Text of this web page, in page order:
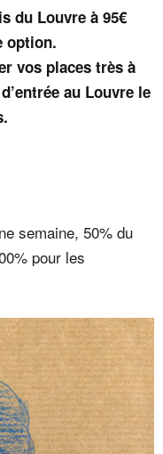
du Louvre à 95€
option.
vos places très à
au Louvre le
semaine, 50% du
pour les